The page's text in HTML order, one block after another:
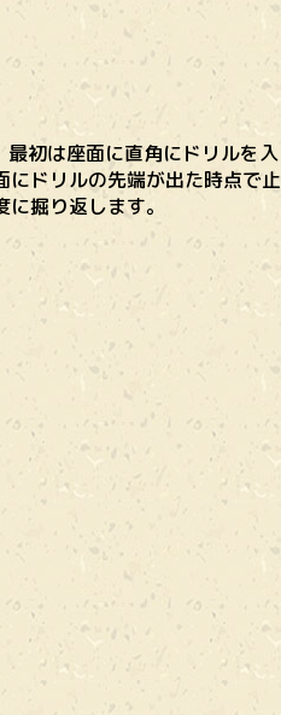
初は座面に直角にドリルを入
ドリルの先端が出た時点で止
掘り返します。